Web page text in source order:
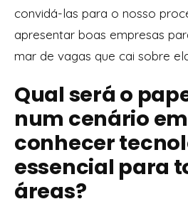
convidá-las para o nosso
apresentar boas empresas
mar de vagas que cai sobre
Qual será o
num cenário
conhecer
essencial para
áreas?